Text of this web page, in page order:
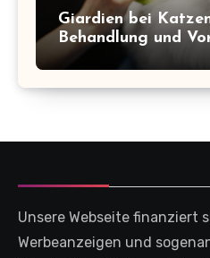
Giardien bei
Behandlung und
Unsere Webseite finanziert
Werbeanzeigen und